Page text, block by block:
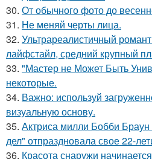
30. От обычного фото до
31. Не меняй черты лица.
32. Ультрареалистичный
лайфстайл, средний крупный
33. "Мастер не Может Быть
некоторые.
34. Важно: используй
визуальную основу.
35. Актриса милли Бобби
дел" отпраздновала свое 22-
36. Красота снаружи